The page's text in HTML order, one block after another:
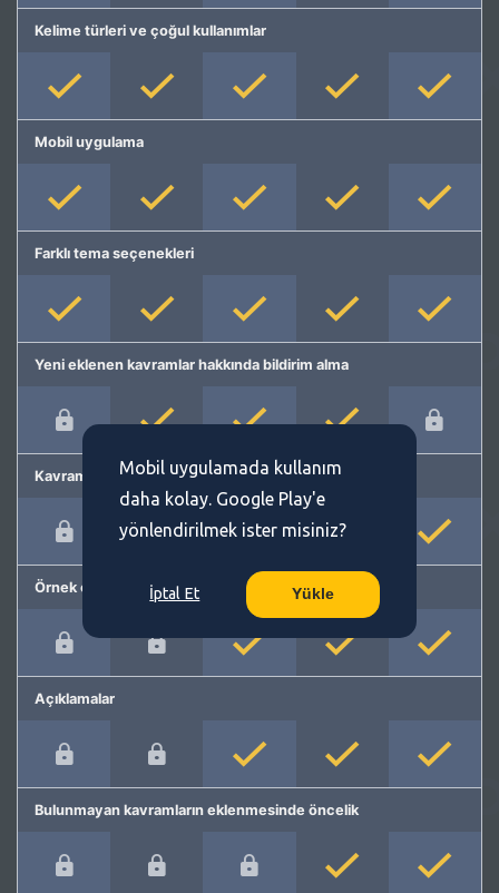
Kelime türleri ve çoğul kullanımlar
Mobil uygulama
Farklı tema seçenekleri
Yeni eklenen kavramlar hakkında bildirim alma
Kavram önerme
Örnek cümleler
Açıklamalar
Bulunmayan kavramların eklenmesinde öncelik
Mobil uygulamada kullanım
daha kolay. Google Play'e
yönlendirilmek ister misiniz?
İptal Et Yükle